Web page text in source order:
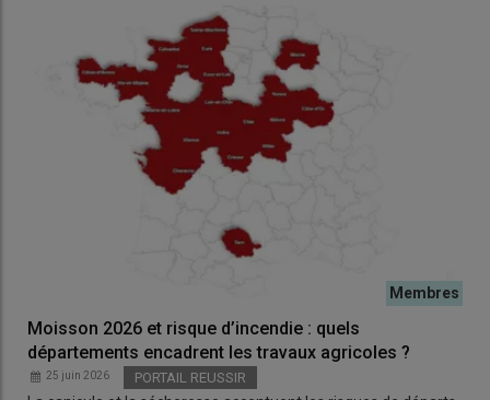
Moisson 2026 et risque d’incendie : quels
départements encadrent les travaux agricoles ?
25 juin 2026 PORTAIL REUSSIR